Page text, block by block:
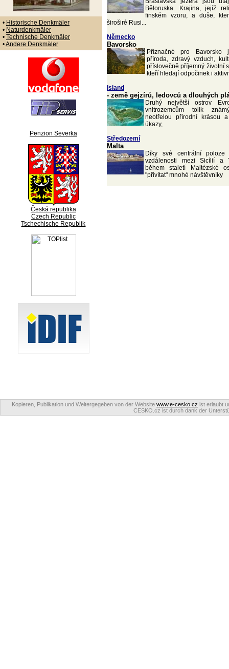
• Historische Denkmäler
• Naturdenkmäler
• Technische Denkmäler
•Andere Denkmäler
Penzion Severka
Česká republika
Czech Republic
Tschechische Republik
Běloruska. Krajina, jejíž
finském vzoru, a duše,
široširé Rusi...
Německo
Bavorsko
Příznačné pro Bavorsko
příroda, zdravý vzduch,
příslovečně příjemný životní
kteří hledají odpočinek i
Island
- země gejzírů, ledovců a dlouhých
Druhý největší ostrov
vnitrozemcům tolik
neotřelou přírodní krásou
úkazy,
Středozemí
Malta
Díky své centrální
vzdálenosti mezi Sicílií a
během staletí Maltézské
"přivítat" mnohé návštěvníky
Kopieren, Publikation und Weitergegeben von der Website www.e-cesko.cz ist erlaubt
CESKO.cz ist durch dank der